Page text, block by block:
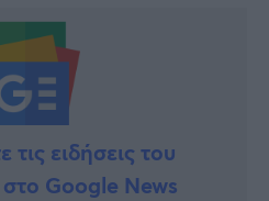
ειδήσεις του
Google News